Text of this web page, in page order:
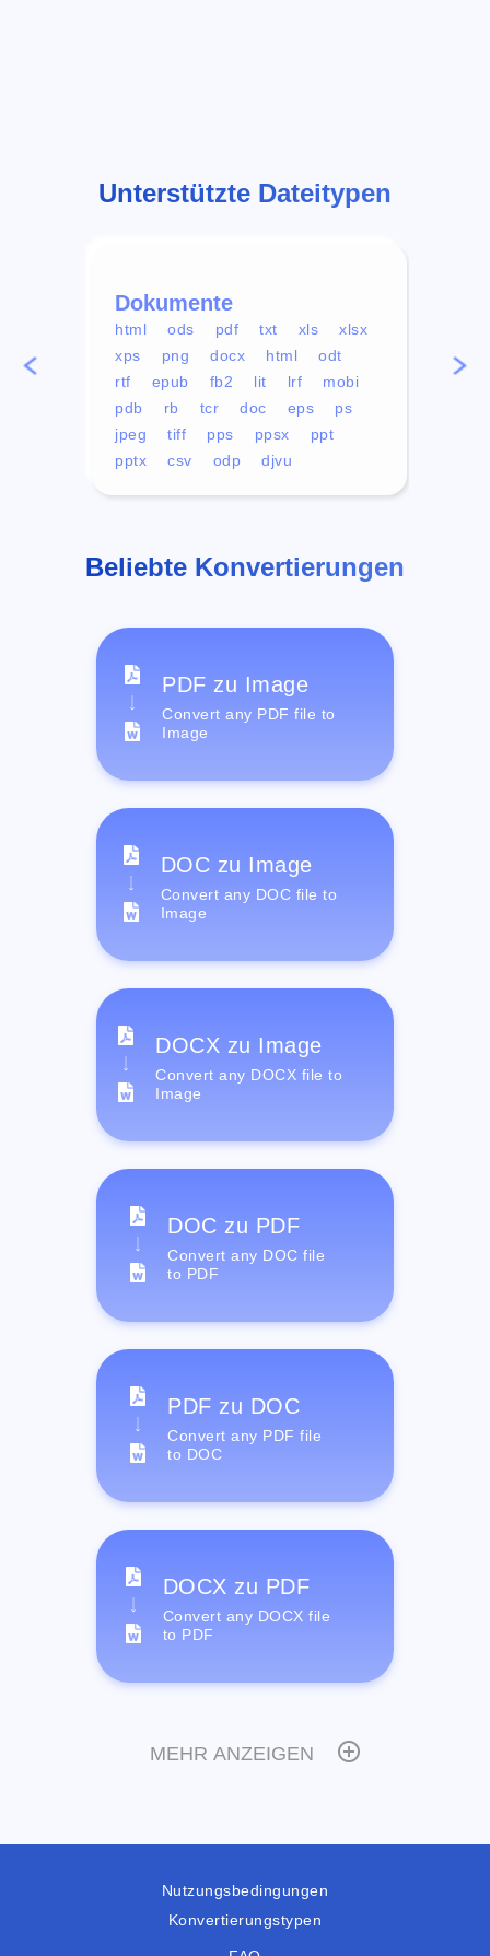
Unterstützte Dateitypen
Dokumente
html ods pdf txt xls
xlsx
xps
png docx html
odt
rtf
epub fb2 lit lrf
mobi
pdb
rb tcr doc eps
ps
jpeg
tiff pps ppsx
ppt
pptx
csv odp djvu
mp4
Beliebte Konvertierungen
PDF zu Image
Convert any PDF file to
Image
DOC zu Image
Convert any DOC file to
Image
DOCX zu Image
Convert any DOCX file to
Image
DOC zu PDF
Convert any DOC file
to PDF
PDF zu DOC
Convert any PDF file
to DOC
DOCX zu PDF
Convert any DOCX file
to PDF
MEHR ANZEIGEN
Nutzungsbedingungen
Konvertierungstypen